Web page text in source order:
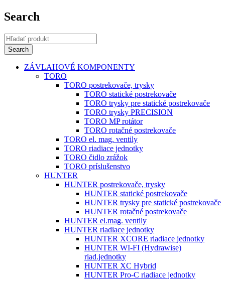
Search
ZÁVLAHOVÉ KOMPONENTY
TORO
TORO postrekovače, trysky
TORO statické postrekovače
TORO trysky pre statické postrekovače
TORO trysky PRECISION
TORO MP rotátor
TORO rotačné postrekovače
TORO el. mag. ventily
TORO riadiace jednotky
TORO čidlo zrážok
TORO príslušenstvo
HUNTER
HUNTER postrekovače, trysky
HUNTER statické postrekovače
HUNTER trysky pre statické postrekovače
HUNTER rotačné postrekovače
HUNTER el.mag. ventily
HUNTER riadiace jednotky
HUNTER XCORE riadiace jednotky
HUNTER WI-FI (Hydrawise)
riad.jednotky
HUNTER XC Hybrid
HUNTER Pro-C riadiace jednotky